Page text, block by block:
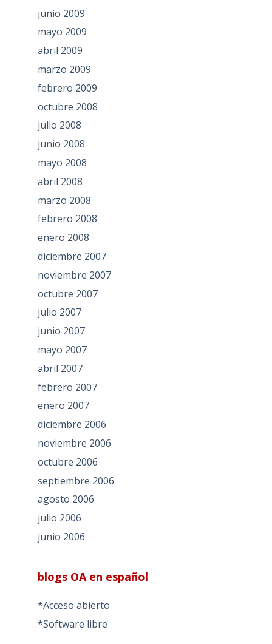
junio 2009
mayo 2009
abril 2009
marzo 2009
febrero 2009
octubre 2008
julio 2008
junio 2008
mayo 2008
abril 2008
marzo 2008
febrero 2008
enero 2008
diciembre 2007
noviembre 2007
octubre 2007
julio 2007
junio 2007
mayo 2007
abril 2007
febrero 2007
enero 2007
diciembre 2006
noviembre 2006
octubre 2006
septiembre 2006
agosto 2006
julio 2006
junio 2006
blogs OA en español
*Acceso abierto
*Software libre